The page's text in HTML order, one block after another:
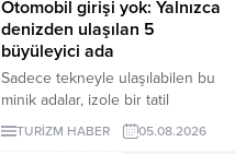
Otomobil girişi yok: Yalnızca
denizden ulaşılan 5
büyüleyici ada
Sadece tekneyle ulaşılabilen bu
minik adalar, izole bir tatil
arayanlara eşsiz deneyimler
sunuyor. Peki, bu adaları farklı
TURİZM HABER 05.08.2026